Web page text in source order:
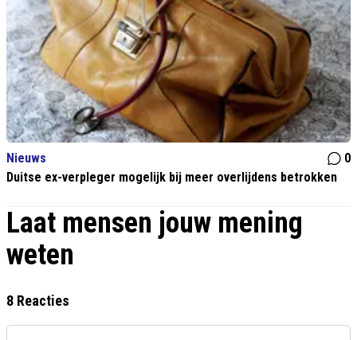
Nieuws
0
Duitse ex-verpleger mogelijk bij meer overlijdens betrokken
Laat mensen jouw mening
weten
8 Reacties